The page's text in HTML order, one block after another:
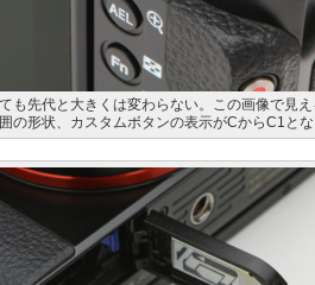
も先代と大きくは変わらない。この画像で見
の形状、カスタムボタンの表示がCからC1とな